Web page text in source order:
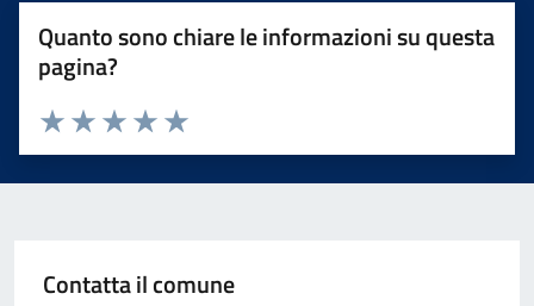
Quanto sono chiare le informazioni su questa
pagina?
Valuta 5 stelle su 5
Valuta 4 stelle su 5
Valuta 3 stelle su 5
Valuta 2 stelle su 5
Valuta 1 stelle su 5
Contatta il comune